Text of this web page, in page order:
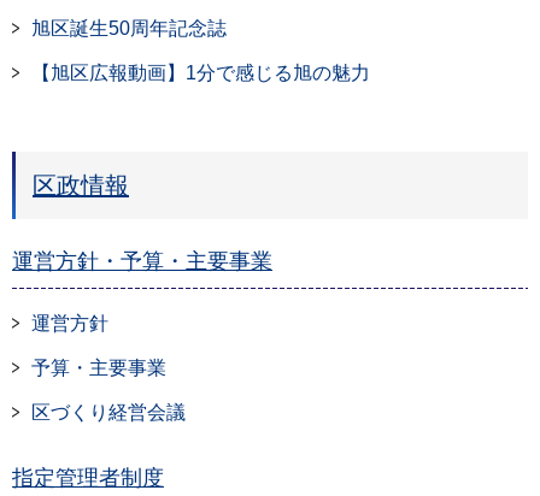
旭区誕生50周年記念誌
【旭区広報動画】1分で感じる旭の魅力
区政情報
運営方針・予算・主要事業
運営方針
予算・主要事業
区づくり経営会議
指定管理者制度